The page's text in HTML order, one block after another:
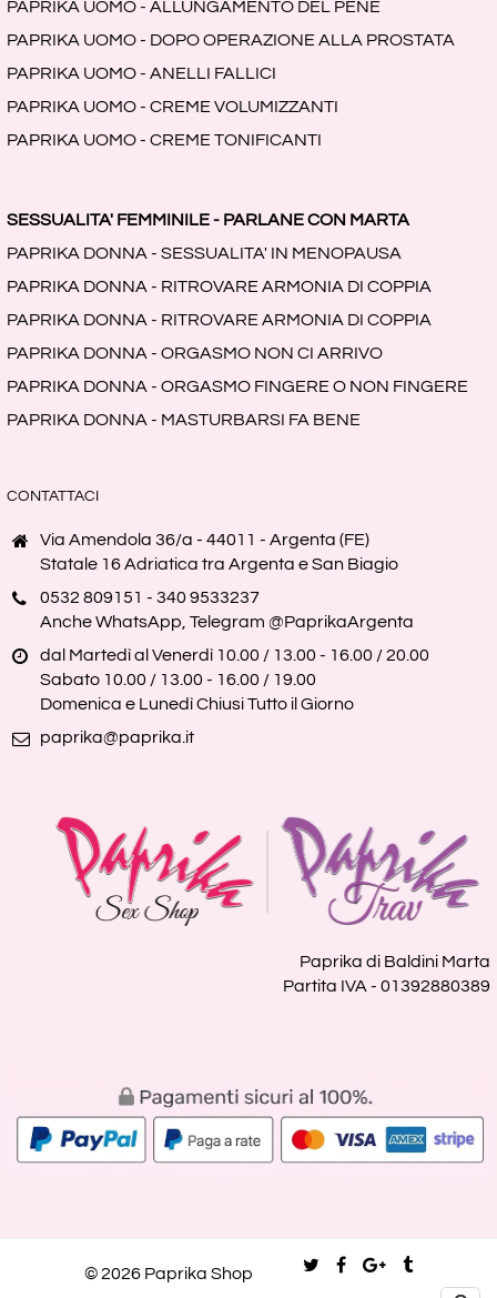
PAPRIKA UOMO - ALLUNGAMENTO DEL PENE
PAPRIKA UOMO - DOPO OPERAZIONE ALLA PROSTATA
PAPRIKA UOMO - ANELLI FALLICI
PAPRIKA UOMO - CREME VOLUMIZZANTI
PAPRIKA UOMO - CREME TONIFICANTI
SESSUALITA' FEMMINILE - PARLANE CON MARTA
PAPRIKA DONNA - SESSUALITA' IN MENOPAUSA
PAPRIKA DONNA - RITROVARE ARMONIA DI COPPIA
PAPRIKA DONNA - RITROVARE ARMONIA DI COPPIA
PAPRIKA DONNA - ORGASMO NON CI ARRIVO
PAPRIKA DONNA - ORGASMO FINGERE O NON FINGERE
PAPRIKA DONNA - MASTURBARSI FA BENE
CONTATTACI
Via Amendola 36/a - 44011 - Argenta (FE)
Statale 16 Adriatica tra Argenta e San Biagio
0532 809151 - 340 9533237
Anche WhatsApp, Telegram @PaprikaArgenta
dal Martedì al Venerdì 10.00 / 13.00 - 16.00 / 20.00
Sabato 10.00 / 13.00 - 16.00 / 19.00
Domenica e Lunedì Chiusi Tutto il Giorno
paprika@paprika.it
Paprika di Baldini Marta
Partita IVA - 01392880389
© 2026 Paprika Shop